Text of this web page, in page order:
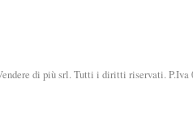
di più srl. Tutti i diritti riservati. P.Iva